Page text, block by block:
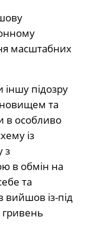
масштабних
підозру
та
в особливо
із
з
в обмін на
та
із-під